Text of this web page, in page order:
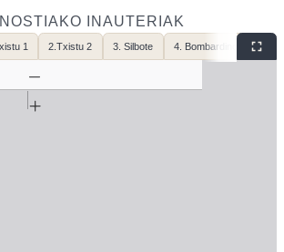
INAUTERIAK
1 2.Txistu 2 3. Silbote 4. Bombardino